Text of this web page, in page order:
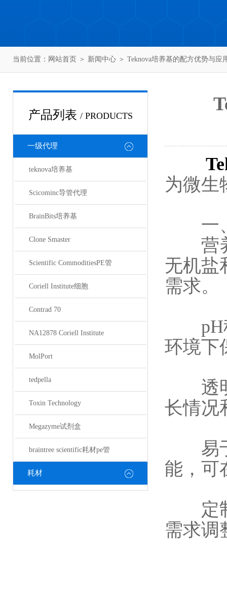
当前位置： 网站首页 ＞ 新闻中心 ＞ Teknova培养基的配方优势与应
产品列表 / PRODUCTS
一级代理
teknova培养基
Scicominc导管代理
BrainBits培养基
Clone Smaster
Scientific CommoditiesPE管
Coriell Institute细胞
Contrad 70
NA12878 Coriell Institute
MolPort
tedpella
Toxin Technology
Megazyme试剂盒
braintree scientific耗材pe管
耗材
为微生
一
营养
无机盐
需求。
pH稳
环境下
透明
长情况
易于
能，可
定制
需求调